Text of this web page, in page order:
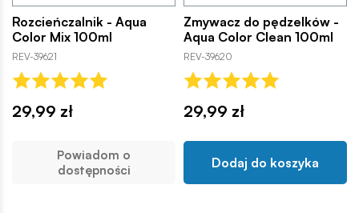
Rozcieńczalnik - Aqua
Color Mix 100ml
REV-39621
29,99 zł
Powiadom o
dostępności
Zmywacz do pędzelków -
Aqua Color Clean 100ml
REV-39620
29,99 zł
Dodaj do koszyka